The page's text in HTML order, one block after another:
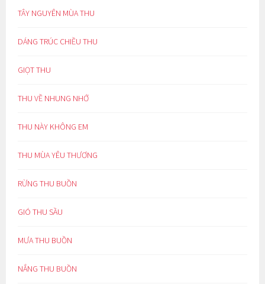
TÂY NGUYÊN MÙA THU
DÁNG TRÚC CHIỀU THU
GIỌT THU
THU VỀ NHUNG NHỚ
THU NÀY KHÔNG EM
THU MÙA YÊU THƯƠNG
RỪNG THU BUỒN
GIÓ THU SẦU
MƯA THU BUỒN
NẮNG THU BUỒN